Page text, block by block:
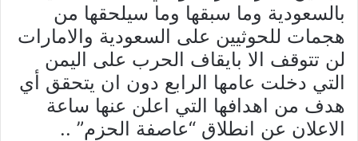
بالسعودية وما سبقها وما سيلحقها من
هجمات للحوثيين على السعودية والامارات
لن تتوقف الا بايقاف الحرب على اليمن
التي دخلت عامها الرابع دون ان يتحقق أي
هدف من اهدافها التي اعلن عنها ساعة
الاعلان عن انطلاق “عاصفة الحزم” ..